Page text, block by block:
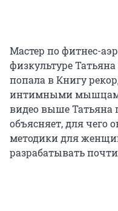
Мастер по фитнес-
физкультуре
попала в Книгу
интимными
видео выше Татьяна
объясняет, для чего
методики для
разрабатывать